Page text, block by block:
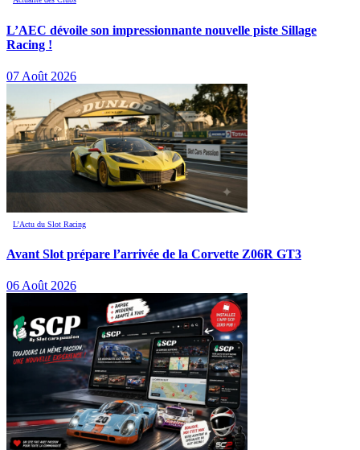
L’AEC dévoile son impressionnante nouvelle piste Sillage
Racing !
07 Août 2026
L’Actu du Slot Racing
Avant Slot prépare l’arrivée de la Corvette Z06R GT3
06 Août 2026